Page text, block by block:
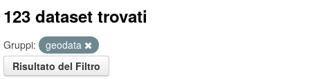
123 dataset trovati
Gruppi:
geodata
Risultato del Filtro